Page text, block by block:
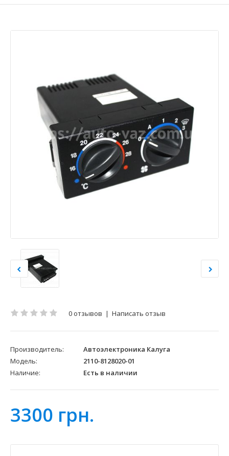
0 отзывов | Написать отзыв
Производитель:
Автоэлектроника Калуга
Модель:
2110-8128020-01
Наличие:
Есть в наличии
3300 грн.